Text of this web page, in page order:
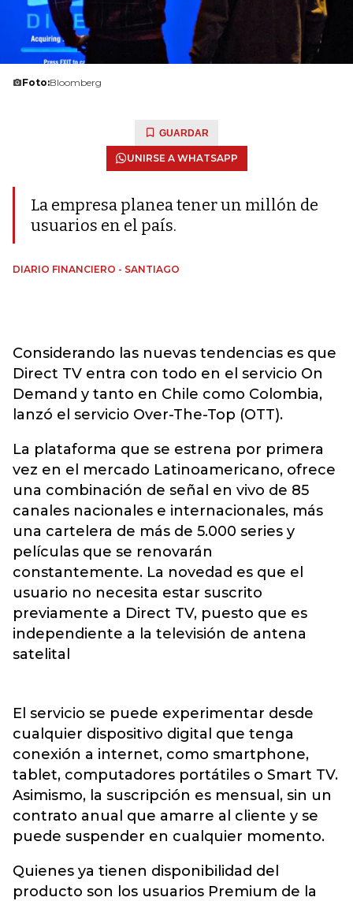
Foto:Bloomberg
GUARDAR
UNIRSE A WHATSAPP
La empresa planea tener un millón de
usuarios en el país.
DIARIO FINANCIERO - SANTIAGO
Considerando las nuevas tendencias es que
Direct TV entra con todo en el servicio On
Demand y tanto en Chile como Colombia,
lanzó el servicio Over-The-Top (OTT).
La plataforma que se estrena por primera
vez en el mercado Latinoamericano, ofrece
una combinación de señal en vivo de 85
canales nacionales e internacionales, más
una cartelera de más de 5.000 series y
películas que se renovarán
constantemente. La novedad es que el
usuario no necesita estar suscrito
previamente a Direct TV, puesto que es
independiente a la televisión de antena
satelital
El servicio se puede experimentar desde
cualquier dispositivo digital que tenga
conexión a internet, como smartphone,
tablet, computadores portátiles o Smart TV.
Asimismo, la suscripción es mensual, sin un
contrato anual que amarre al cliente y se
puede suspender en cualquier momento.
Quienes ya tienen disponibilidad del
producto son los usuarios Premium de la